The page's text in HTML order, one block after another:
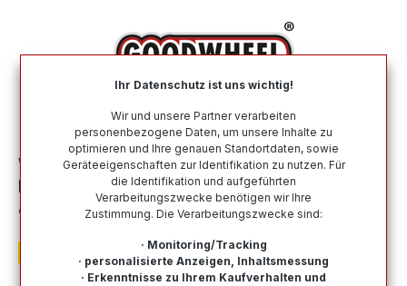
Winterreifen Nach Größe 205 55 R16
DUNLOP WINTER SPORT 5 205/55R16
91H
Ihr Datenschutz ist uns wichtig!
Wir und unsere Partner verarbeiten
personenbezogene Daten, um unsere Inhalte zu
optimieren und Ihre genauen Standortdaten, sowie
Geräteeigenschaften zur Identifikation zu nutzen. Für
die Identifikation und aufgeführten
Verarbeitungszwecke benötigen wir Ihre
Zustimmung. Die Verarbeitungszwecke sind:
· Monitoring/Tracking
· personalisierte Anzeigen, Inhaltsmessung
· Erkenntnisse zu Ihrem Kaufverhalten und